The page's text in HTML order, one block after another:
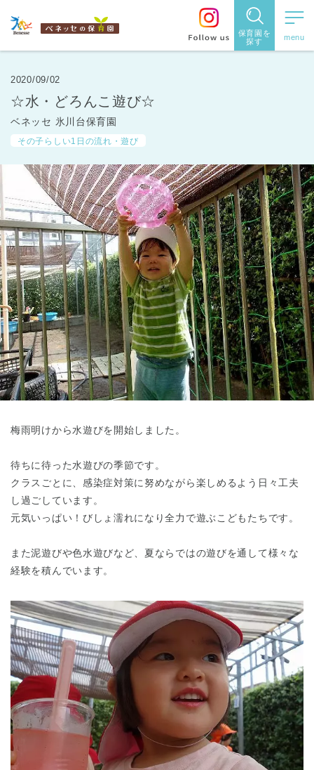
保育園を
探す
保育園を探す
住所・駅
名
す
都道府県
から探す
東京都
東京都 全域
2020/09/02
☆水・どろんこ遊び☆
ベネッセ 氷川台保育園
その子らしい1日の流れ・遊び
梅雨明けから水遊びを開始しました。
待ちに待った水遊びの季節です。
クラスごとに、感染症対策に努めながら楽しめるよう日々工夫
し過ごしています。
元気いっぱい！びしょ濡れになり全力で遊ぶこどもたちです。
また泥遊びや色水遊びなど、夏ならではの遊びを通して様々な
経験を積んでいます。